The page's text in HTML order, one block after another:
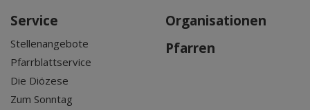
Service
Stellenangebote
Pfarrblattservice
Die Diözese
Zum Sonntag
Organisationen
Pfarren